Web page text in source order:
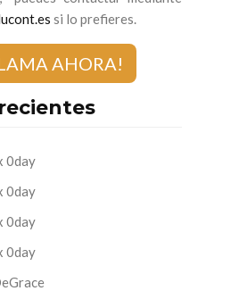
si lo prefieres.
AHORA!
0day
0day
0day
0day